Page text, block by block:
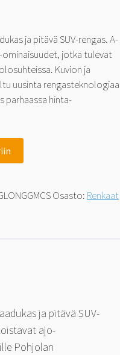
ja pitävä SUV-rengas. A-
jotka tulevat
Kuvion ja
uusinta rengasteknologiaa
parhaassa hinta-
Osasto: Renkaat
ja pitävä SUV-
ajo-
Pohjolan